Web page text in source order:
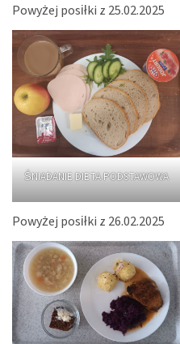
Powyżej posiłki z 25.02.2025
ŚNIADANIE DIETA PODSTAWOWA
Powyżej posiłki z 26.02.2025